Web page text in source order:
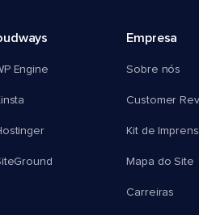
Engine
Empresa
Sobre nós
Customer
Kit de
Mapa do Site
Carreiras